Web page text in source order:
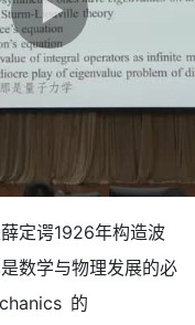
定谔1926年构造波
数学与物理发展的必
的